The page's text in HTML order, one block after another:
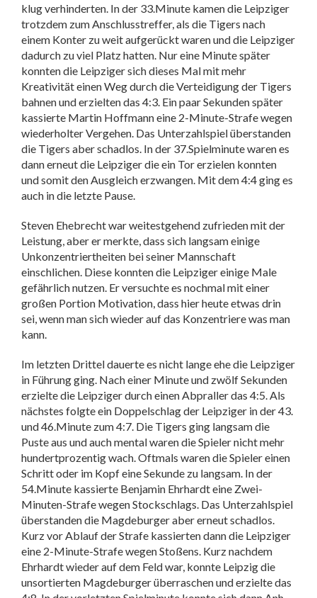
klug verhinderten. In der 33.Minute kamen die Leipziger
trotzdem zum Anschlusstreffer, als die Tigers nach
einem Konter zu weit aufgerückt waren und die Leipziger
dadurch zu viel Platz hatten. Nur eine Minute später
konnten die Leipziger sich dieses Mal mit mehr
Kreativität einen Weg durch die Verteidigung der Tigers
bahnen und erzielten das 4:3. Ein paar Sekunden später
kassierte Martin Hoffmann eine 2-Minute-Strafe wegen
wiederholter Vergehen. Das Unterzahlspiel überstanden
die Tigers aber schadlos. In der 37.Spielminute waren es
dann erneut die Leipziger die ein Tor erzielen konnten
und somit den Ausgleich erzwangen. Mit dem 4:4 ging es
auch in die letzte Pause.
Steven Ehebrecht war weitestgehend zufrieden mit der
Leistung, aber er merkte, dass sich langsam einige
Unkonzentriertheiten bei seiner Mannschaft
einschlichen. Diese konnten die Leipziger einige Male
gefährlich nutzen. Er versuchte es nochmal mit einer
großen Portion Motivation, dass hier heute etwas drin
sei, wenn man sich wieder auf das Konzentriere was man
kann.
Im letzten Drittel dauerte es nicht lange ehe die Leipziger
in Führung ging. Nach einer Minute und zwölf Sekunden
erzielte die Leipziger durch einen Abpraller das 4:5. Als
nächstes folgte ein Doppelschlag der Leipziger in der 43.
und 46.Minute zum 4:7. Die Tigers ging langsam die
Puste aus und auch mental waren die Spieler nicht mehr
hundertprozentig wach. Oftmals waren die Spieler einen
Schritt oder im Kopf eine Sekunde zu langsam. In der
54.Minute kassierte Benjamin Ehrhardt eine Zwei-
Minuten-Strafe wegen Stockschlags. Das Unterzahlspiel
überstanden die Magdeburger aber erneut schadlos.
Kurz vor Ablauf der Strafe kassierten dann die Leipziger
eine 2-Minute-Strafe wegen Stoßens. Kurz nachdem
Ehrhardt wieder auf dem Feld war, konnte Leipzig die
unsortierten Magdeburger überraschen und erzielte das